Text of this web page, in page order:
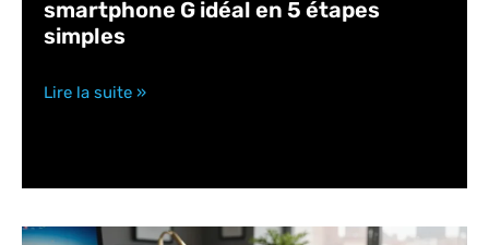
smartphone G idéal en 5 étapes
simples
Lire la suite »